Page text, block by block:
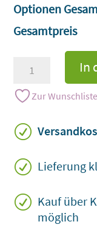
Optionen
Gesamtpreis
Deko
Gesichtsvase
aus
Gießkeramik
Menge
In
Zur
R
R Lieferung
R Kauf über
möglich